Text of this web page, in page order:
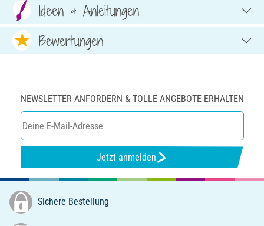
Ideen & Anleitungen
Bewertungen
NEWSLETTER ANFORDERN & TOLLE ANGEBOTE ERHALTEN
Jetzt anmelden
Sichere Bestellung